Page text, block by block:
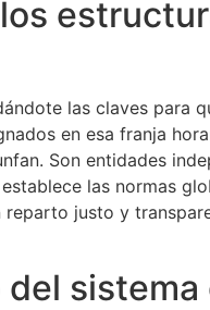
las claves para
en esa franja
Son entidades
las normas
justo y